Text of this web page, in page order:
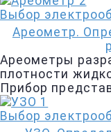
Выбор
Ареометр.
Ареометры
плотности
Прибор
Выбор